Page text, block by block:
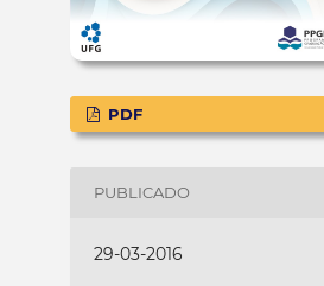
PDF
PUBLICADO
29-03-2016